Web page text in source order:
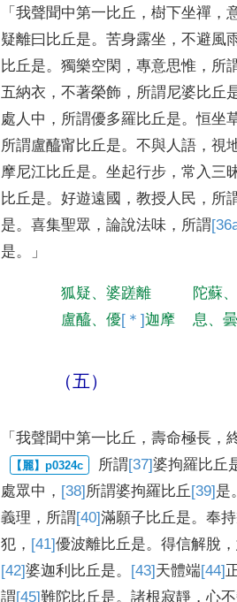
「我聲聞中第一比丘 ，樹下坐禪 ，
疑離曰比丘是。苦身露坐 ，不避風
比丘是。獨樂空閑 ，專意思惟 ， 所
五納衣 ，不著榮飾 ， 所謂尼婆比丘
處人中 ， 所謂優多羅比丘是。恒坐
所謂盧醯甯比丘是。不與人語 ，視
摩尼江比丘是。坐起行步 ，常入三
比丘是。好遊遠國 ，教授人民 ， 所
是。喜集聖眾 ，論說法味 ， 所謂
是。」
狐疑、婆蹉離 陀蘇
盧醯、優[＊]迦摩 息、
（五）
「我聲聞中第一比丘 ，壽命極長 ，
所謂[37]婆拘羅比丘
處眾中 ， [38]所謂婆拘羅比丘[39]是
義理 ， 所謂[40]滿願子比丘是。奉
犯 ， [41]優波離比丘是。得信解脫 ，
[42]婆迦利 比丘是。 [43]天體端[44]
謂[45]難陀比丘是。諸根寂靜 ，心